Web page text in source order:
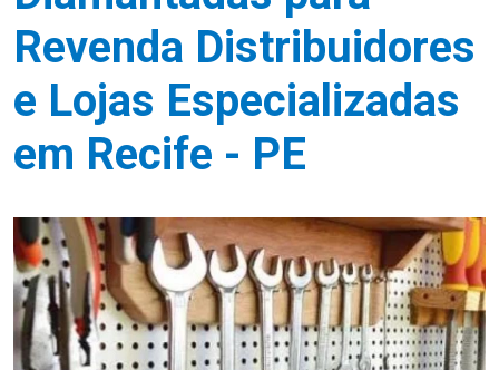
Revenda Distribuidores
e Lojas Especializadas
em Recife - PE